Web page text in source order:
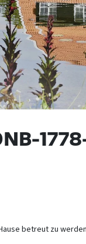
betreut zu werden